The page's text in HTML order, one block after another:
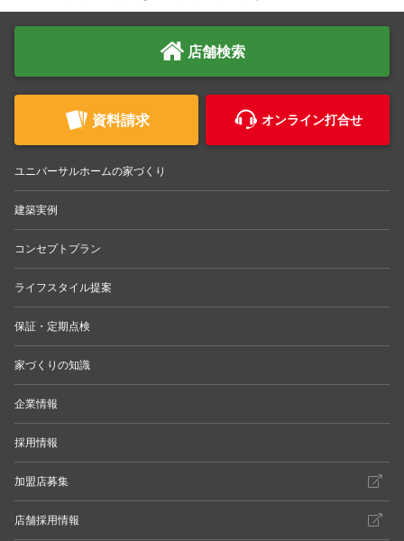
店舗検索
資料請求 オンライン打合せ
ユニバーサルホームの家づくり
建築実例
コンセプトプラン
ライフスタイル提案
保証・定期点検
家づくりの知識
企業情報
採用情報
加盟店募集
店舗採用情報